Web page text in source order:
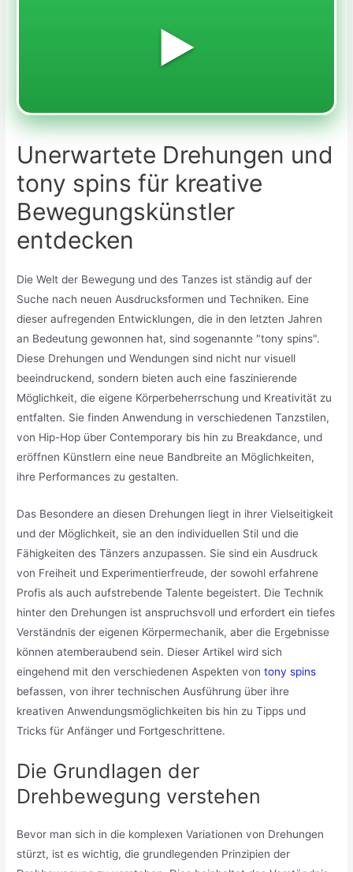
▶️
Unerwartete Drehungen und
tony spins für kreative
Bewegungskünstler
entdecken
Die Welt der Bewegung und des Tanzes ist ständig auf der
Suche nach neuen Ausdrucksformen und Techniken. Eine
dieser aufregenden Entwicklungen, die in den letzten Jahren
an Bedeutung gewonnen hat, sind sogenannte "tony spins".
Diese Drehungen und Wendungen sind nicht nur visuell
beeindruckend, sondern bieten auch eine faszinierende
Möglichkeit, die eigene Körperbeherrschung und Kreativität zu
entfalten. Sie finden Anwendung in verschiedenen Tanzstilen,
von Hip-Hop über Contemporary bis hin zu Breakdance, und
eröffnen Künstlern eine neue Bandbreite an Möglichkeiten,
ihre Performances zu gestalten.
Das Besondere an diesen Drehungen liegt in ihrer Vielseitigkeit
und der Möglichkeit, sie an den individuellen Stil und die
Fähigkeiten des Tänzers anzupassen. Sie sind ein Ausdruck
von Freiheit und Experimentierfreude, der sowohl erfahrene
Profis als auch aufstrebende Talente begeistert. Die Technik
hinter den Drehungen ist anspruchsvoll und erfordert ein tiefes
Verständnis der eigenen Körpermechanik, aber die Ergebnisse
können atemberaubend sein. Dieser Artikel wird sich
eingehend mit den verschiedenen Aspekten vontony spins
befassen, von ihrer technischen Ausführung über ihre
kreativen Anwendungsmöglichkeiten bis hin zu Tipps und
Tricks für Anfänger und Fortgeschrittene.
Die Grundlagen der
Drehbewegung verstehen
Bevor man sich in die komplexen Variationen von Drehungen
stürzt, ist es wichtig, die grundlegenden Prinzipien der